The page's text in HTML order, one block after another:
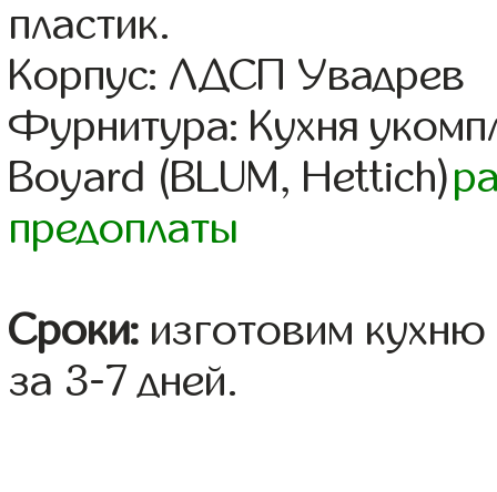
пластик.
Корпус: ЛДСП Увадрев
Фурнитура: Кухня
Boyard (BLUM, Hettich)
предоплаты
Сроки: изготовим
за 3-7 дней.